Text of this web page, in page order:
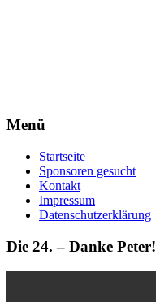
Menü
Startseite
Sponsoren gesucht
Kontakt
Impressum
Datenschutzerklärung
Die 24. – Danke Peter!